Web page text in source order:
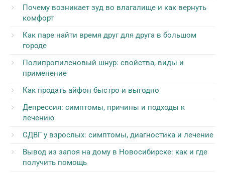
Почему возникает зуд во влагалище и как вернуть
комфорт
Как паре найти время друг для друга в большом
городе
Полипропиленовый шнур: свойства, виды и
применение
Как продать айфон быстро и выгодно
Депрессия: симптомы, причины и подходы к
лечению
СДВГ у взрослых: симптомы, диагностика и лечение
Вывод из запоя на дому в Новосибирске: как и где
получить помощь